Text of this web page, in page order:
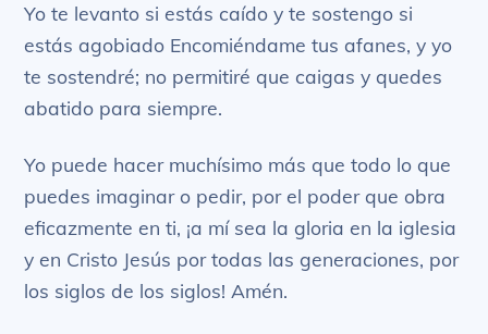
Yo te levanto si estás caído y te sostengo si
estás agobiado Encomiéndame tus afanes, y yo
te sostendré; no permitiré que caigas y quedes
abatido para siempre.
Yo puede hacer muchísimo más que todo lo que
puedes imaginar o pedir, por el poder que obra
eficazmente en ti, ¡a mí sea la gloria en la iglesia
y en Cristo Jesús por todas las generaciones, por
los siglos de los siglos! Amén.